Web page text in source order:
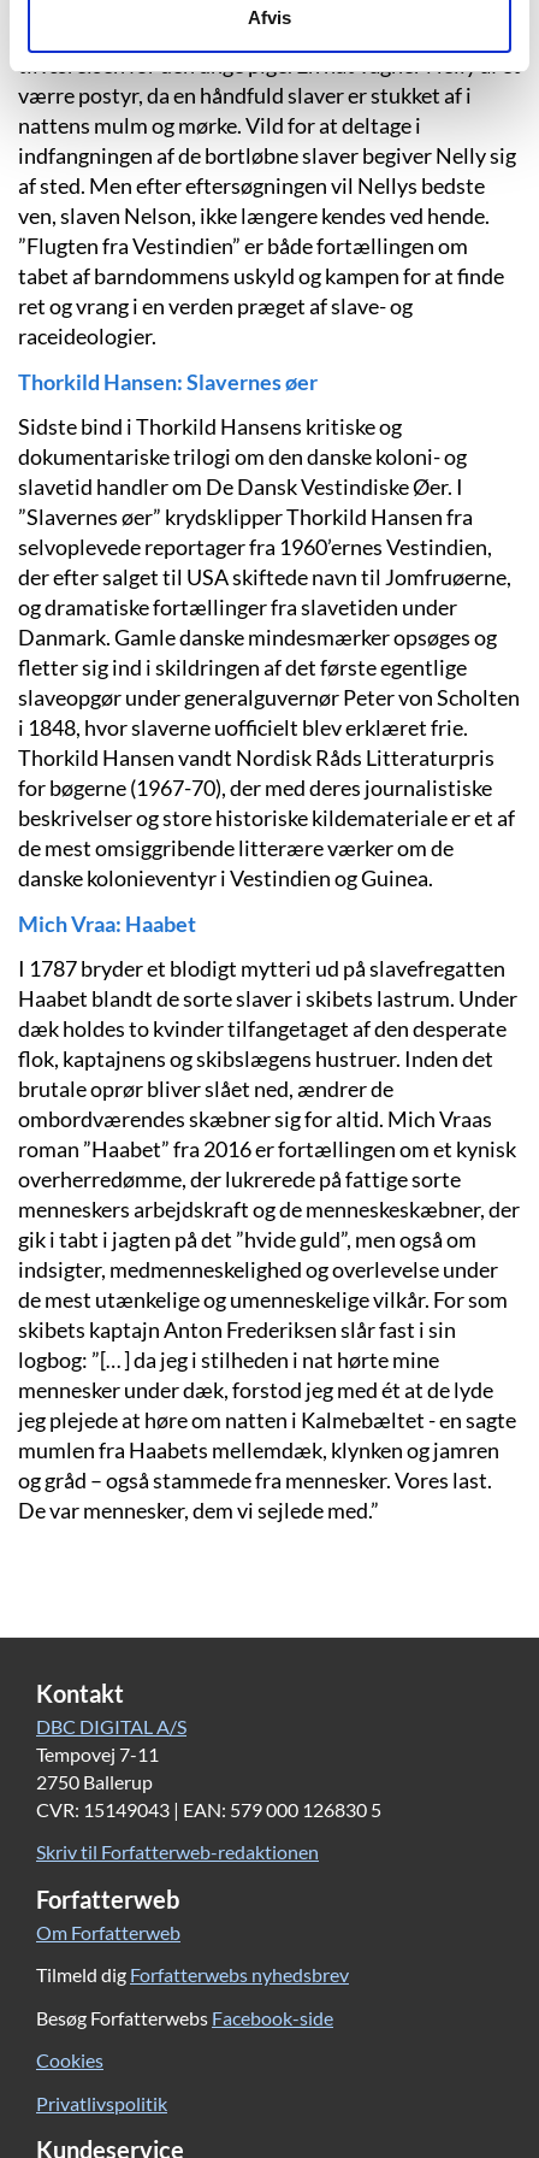
Afvis
og sin tvillingebror Nicolai, men under den ulmende
tilværelsen for den unge pige. En nat vågner Nelly af et
værre postyr, da en håndfuld slaver er stukket af i
nattens mulm og mørke. Vild for at deltage i
indfangningen af de bortløbne slaver begiver Nelly sig
af sted. Men efter eftersøgningen vil Nellys bedste
ven, slaven Nelson, ikke længere kendes ved hende.
”Flugten fra Vestindien” er både fortællingen om
tabet af barndommens uskyld og kampen for at finde
ret og vrang i en verden præget af slave- og
raceideologier.
Thorkild Hansen: Slavernes øer
Sidste bind i Thorkild Hansens kritiske og
dokumentariske trilogi om den danske koloni- og
slavetid handler om De Dansk Vestindiske Øer. I
”Slavernes øer” krydsklipper Thorkild Hansen fra
selvoplevede reportager fra 1960’ernes Vestindien,
der efter salget til USA skiftede navn til Jomfruøerne,
og dramatiske fortællinger fra slavetiden under
Danmark. Gamle danske mindesmærker opsøges og
fletter sig ind i skildringen af det første egentlige
slaveopgør under generalguvernør Peter von Scholten
i 1848, hvor slaverne uofficielt blev erklæret frie.
Thorkild Hansen vandt Nordisk Råds Litteraturpris
for bøgerne (1967-70), der med deres journalistiske
beskrivelser og store historiske kildemateriale er et af
de mest omsiggribende litterære værker om de
danske kolonieventyr i Vestindien og Guinea.
Mich Vraa: Haabet
I 1787 bryder et blodigt mytteri ud på slavefregatten
Haabet blandt de sorte slaver i skibets lastrum. Under
dæk holdes to kvinder tilfangetaget af den desperate
flok, kaptajnens og skibslægens hustruer. Inden det
brutale oprør bliver slået ned, ændrer de
ombordværendes skæbner sig for altid. Mich Vraas
roman ”Haabet” fra 2016 er fortællingen om et kynisk
overherredømme, der lukrerede på fattige sorte
menneskers arbejdskraft og de menneskeskæbner, der
gik i tabt i jagten på det ”hvide guld”, men også om
indsigter, medmenneskelighed og overlevelse under
de mest utænkelige og umenneskelige vilkår. For som
skibets kaptajn Anton Frederiksen slår fast i sin
logbog: ”[… ] da jeg i stilheden i nat hørte mine
mennesker under dæk, forstod jeg med ét at de lyde
jeg plejede at høre om natten i Kalmebæltet - en sagte
mumlen fra Haabets mellemdæk, klynken og jamren
og gråd – også stammede fra mennesker. Vores last.
De var mennesker, dem vi sejlede med.”
Kontakt
DBC DIGITAL A/S
Tempovej 7-11
2750 Ballerup
CVR: 15149043 | EAN: 579 000 126830 5
Skriv til Forfatterweb-redaktionen
Forfatterweb
Om Forfatterweb
Tilmeld dig Forfatterwebs nyhedsbrev
Besøg Forfatterwebs Facebook-side
Cookies
Privatlivspolitik
Kundeservice